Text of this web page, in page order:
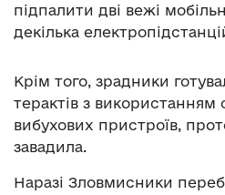
підпалити дві вежі
декілька
Крім того, зрадники
терактів з
вибухових пристроїв,
завадила.
Наразі Зловмисники